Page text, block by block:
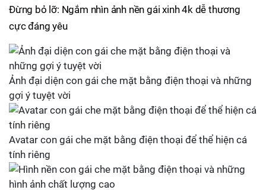
Đừng bỏ lỡ: Ngắm nhìn ảnh nền gái xinh 4k dễ thương
cực đáng yêu
Ảnh đại diện con gái che mặt bằng điện thoại và những
gợi ý tuyệt vời
Avatar con gái che mặt bằng điện thoại để thể hiện cá
tính riêng